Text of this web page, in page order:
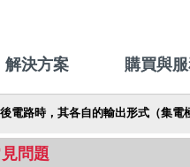
解決方案 購買與
電路時，其各自的輸出形式（集
問題